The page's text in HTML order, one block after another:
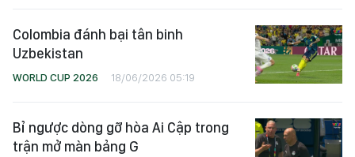
Colombia đánh bại tân binh
Uzbekistan
WORLD CUP 2026 18/06/2026 05:19
Bỉ ngược dòng gỡ hòa Ai Cập trong
trận mở màn bảng G